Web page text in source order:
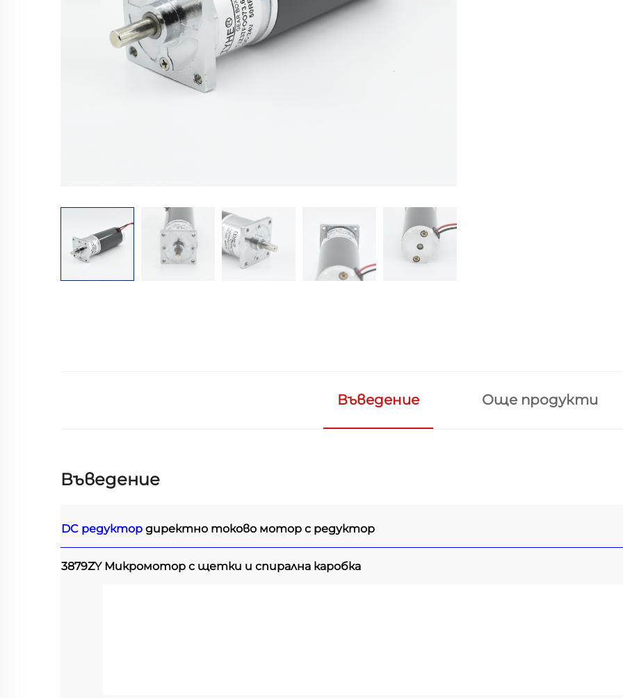
Въведение Още продукти
Въведение
DC редуктор директно токово мотор с редуктор
3879ZY Микромотор с щетки и спирална каробка